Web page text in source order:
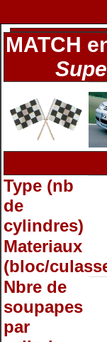
MATCH
Type (nb
de
cylindres)
Materiaux
(bloc/
Nbre de
soupapes
par